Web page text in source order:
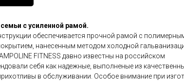
с усиленной рамой.
обеспечивается прочной рамой с
нанесенным методом холодной
FITNESS давно известны на российском
себя как надежные, выполненые из
в обслуживании. Особое внимание при